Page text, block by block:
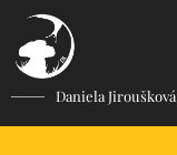
Daniela Jiroušková